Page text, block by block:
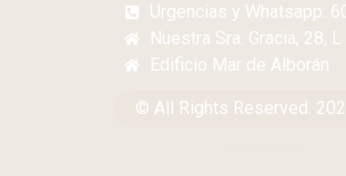
Urgencias y Whatsapp:
Nuestra Sra. Gracia, 28,
Edificio Mar de Alborán
© All Rights Reserved.